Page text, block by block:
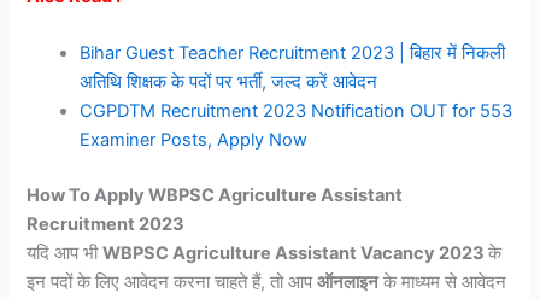
Bihar Guest Teacher Recruitment 2023 | बिहार में निकली
अतिथि शिक्षक के पदों पर भर्ती, जल्द करें आवेदन
CGPDTM Recruitment 2023 Notification OUT for 553
Examiner Posts, Apply Now
How To Apply WBPSC Agriculture Assistant
Recruitment 2023
यदि आप भीWBPSC Agriculture Assistant Vacancy 2023 के
इन पदों के लिए आवेदन करना चाहते हैं, तो आपऑनलाइनके माध्यम से आवेदन